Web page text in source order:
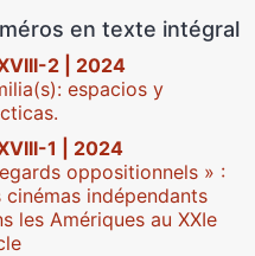
en texte intégral
2 | 2024
espacios y
1 | 2024
oppositionnels » :
cinémas indépendants
les Amériques au XXIe